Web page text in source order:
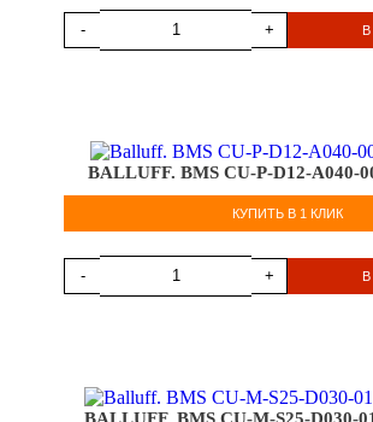
- + В
BALLUFF. BMS CU-P-D12-A040-
КУПИТЬ В 1 КЛИК
- + В